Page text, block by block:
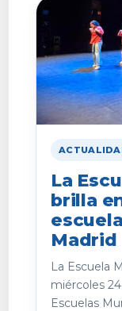
La
brilla
Madrid
La Escuela
miércoles
Escuelas